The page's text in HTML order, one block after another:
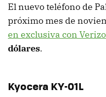
El nuevo teléfono de
próximo mes de
en exclusiva con
dólares.
Kyocera KY-01L